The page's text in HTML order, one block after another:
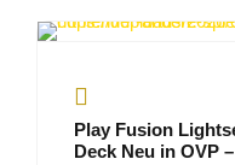
Play Fusion
Deck Neu in OVP